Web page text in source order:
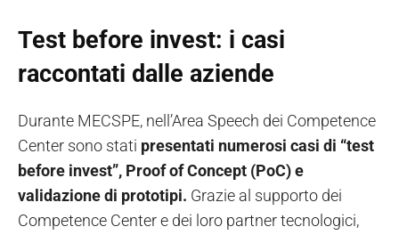
Test before invest: i casi
raccontati dalle aziende
Durante MECSPE, nell’Area Speech dei Competence
Center sono stati presentati numerosi casi di “test
before invest”, Proof of Concept (PoC) e
validazione di prototipi. Grazie al supporto dei
Competence Center e dei loro partner tecnologici,